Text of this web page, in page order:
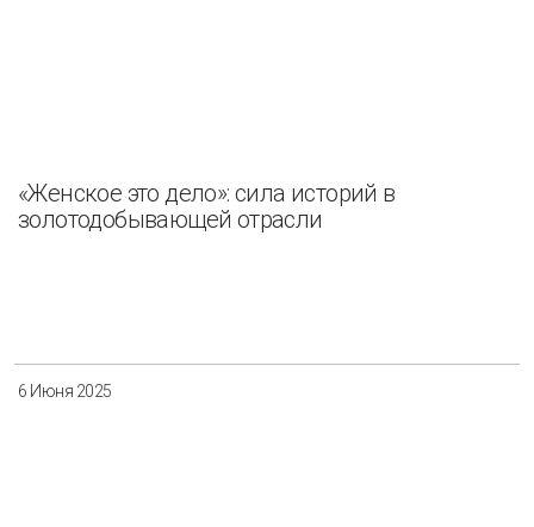
«Женское это дело»: сила историй в
золотодобывающей отрасли
6 Июня 2025